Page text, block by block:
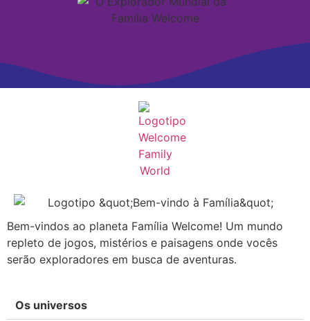
Bem-vindos ao planeta Família Welcome! Um mundo
repleto de jogos, mistérios e paisagens onde vocês
serão exploradores em busca de aventuras.
Os universos